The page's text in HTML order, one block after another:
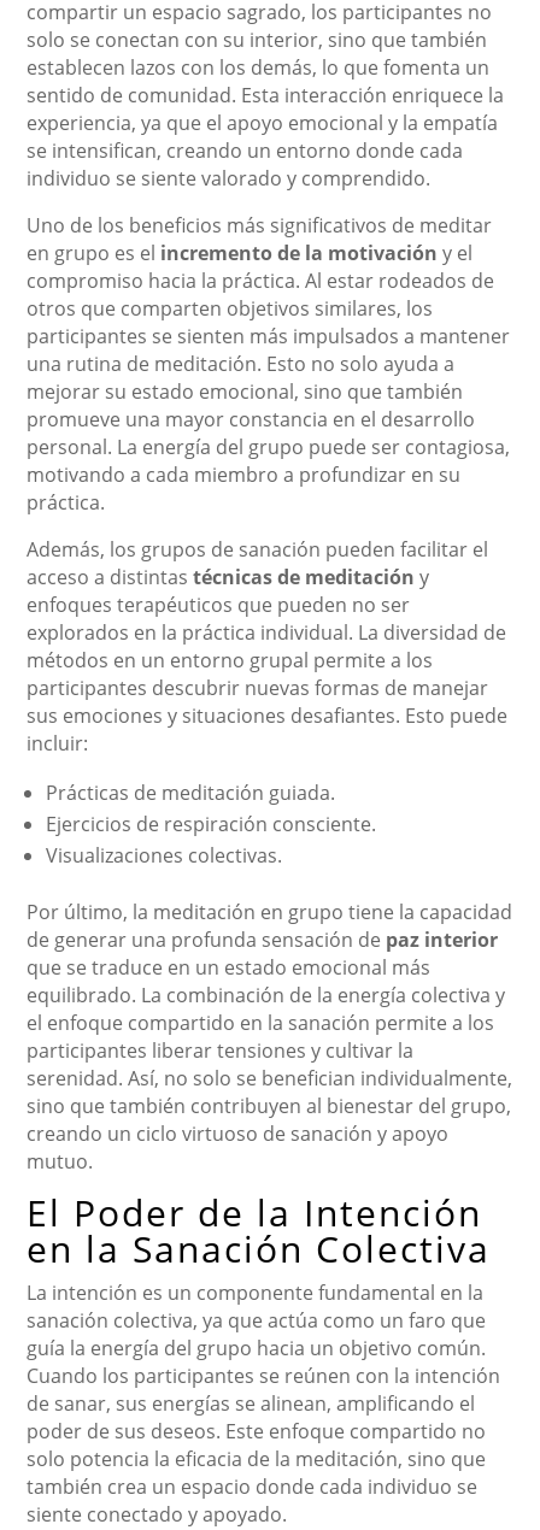
compartir un espacio sagrado, los participantes no
solo se conectan con su interior, sino que también
establecen lazos con los demás, lo que fomenta un
sentido de comunidad. Esta interacción enriquece la
experiencia, ya que el apoyo emocional y la empatía
se intensifican, creando un entorno donde cada
individuo se siente valorado y comprendido.
Uno de los beneficios más significativos de meditar
en grupo es el incremento de la motivación y el
compromiso hacia la práctica. Al estar rodeados de
otros que comparten objetivos similares, los
participantes se sienten más impulsados a mantener
una rutina de meditación. Esto no solo ayuda a
mejorar su estado emocional, sino que también
promueve una mayor constancia en el desarrollo
personal. La energía del grupo puede ser contagiosa,
motivando a cada miembro a profundizar en su
práctica.
Además, los grupos de sanación pueden facilitar el
acceso a distintastécnicas de meditación y
enfoques terapéuticos que pueden no ser
explorados en la práctica individual. La diversidad de
métodos en un entorno grupal permite a los
participantes descubrir nuevas formas de manejar
sus emociones y situaciones desafiantes. Esto puede
incluir:
Prácticas de meditación guiada.
Ejercicios de respiración consciente.
Visualizaciones colectivas.
Por último, la meditación en grupo tiene la capacidad
de generar una profunda sensación de paz interior
que se traduce en un estado emocional más
equilibrado. La combinación de la energía colectiva y
el enfoque compartido en la sanación permite a los
participantes liberar tensiones y cultivar la
serenidad. Así, no solo se benefician individualmente,
sino que también contribuyen al bienestar del grupo,
creando un ciclo virtuoso de sanación y apoyo
mutuo.
El Poder de la Intención
en la Sanación Colectiva
La intención es un componente fundamental en la
sanación colectiva, ya que actúa como un faro que
guía la energía del grupo hacia un objetivo común.
Cuando los participantes se reúnen con la intención
de sanar, sus energías se alinean, amplificando el
poder de sus deseos. Este enfoque compartido no
solo potencia la eficacia de la meditación, sino que
también crea un espacio donde cada individuo se
siente conectado y apoyado.